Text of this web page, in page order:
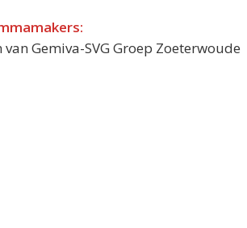
van Gemiva-SVG Groep Zoeterwoude